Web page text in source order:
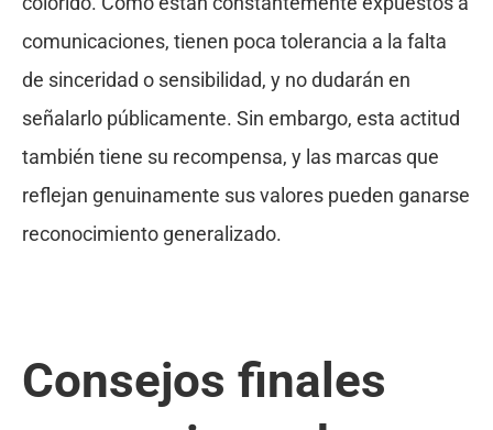
comunicaciones, tienen poca tolerancia a la falta
de sinceridad o sensibilidad, y no dudarán en
señalarlo públicamente. Sin embargo, esta actitud
también tiene su recompensa, y las marcas que
reflejan genuinamente sus valores pueden ganarse
reconocimiento generalizado.
Consejos finales